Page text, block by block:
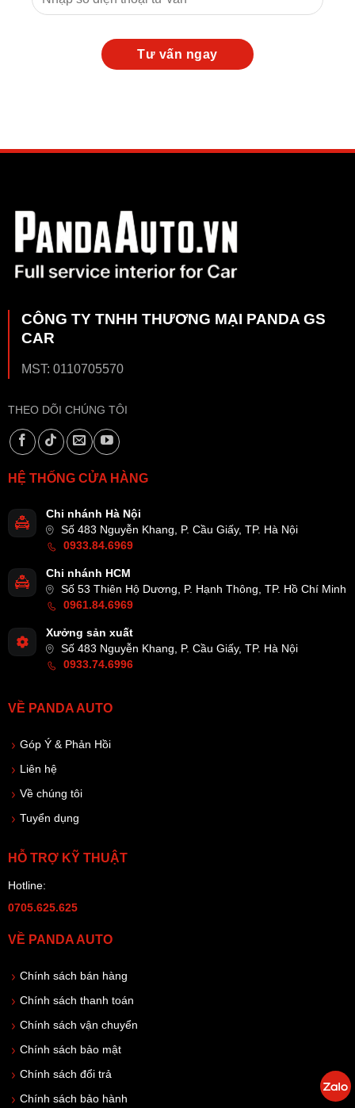
CÔNG TY TNHH THƯƠNG MẠI PANDA GS
CAR
MST: 0110705570
THEO DÕI CHÚNG TÔI
HỆ THỐNG CỬA HÀNG
Chi nhánh Hà Nội
Số 483 Nguyễn Khang, P. Cầu Giấy, TP. Hà Nội
0933.84.6969
Chi nhánh HCM
Số 53 Thiên Hộ Dương, P. Hạnh Thông, TP. Hồ Chí Minh
0961.84.6969
Xưởng sản xuất
Số 483 Nguyễn Khang, P. Cầu Giấy, TP. Hà Nội
0933.74.6996
VỀ PANDA AUTO
Góp Ý & Phản Hồi
Liên hệ
Về chúng tôi
Tuyển dụng
HỖ TRỢ KỸ THUẬT
Hotline:
0705.625.625
VỀ PANDA AUTO
Chính sách bán hàng
Chính sách thanh toán
Chính sách vận chuyển
Chính sách bảo mật
Chính sách đổi trả
Chính sách bảo hành